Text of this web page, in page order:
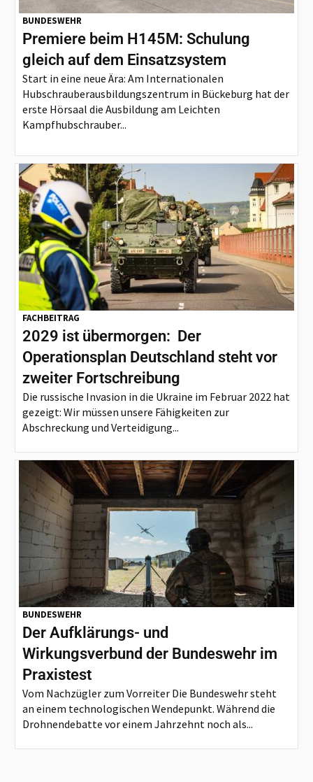
BUNDESWEHR
Premiere beim H145M: Schulung
gleich auf dem Einsatzsystem
Start in eine neue Ära: Am Internationalen
Hubschrauberausbildungszentrum in Bückeburg hat der
erste Hörsaal die Ausbildung am Leichten
Kampfhubschrauber...
FACHBEITRAG
2029 ist übermorgen: Der
Operationsplan Deutschland steht vor
zweiter Fortschreibung
Die russische Invasion in die Ukraine im Februar 2022 hat
gezeigt: Wir müssen unsere Fähigkeiten zur
Abschreckung und Verteidigung...
BUNDESWEHR
Der Aufklärungs- und
Wirkungsverbund der Bundeswehr im
Praxistest
Vom Nachzügler zum Vorreiter Die Bundeswehr steht
an einem technologischen Wendepunkt. Während die
Drohnendebatte vor einem Jahrzehnt noch als...